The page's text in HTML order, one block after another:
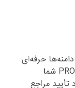
حرفه‌ای
بودن آن‌هاست. به عبارتی با ثبت دامنه‌ی PRO شما
تأیید مراجع